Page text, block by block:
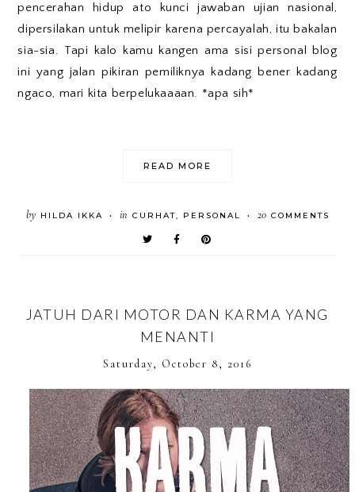
pencerahan hidup ato kunci jawaban ujian nasional,
dipersilakan untuk melipir karena percayalah, itu bakalan
sia-sia. Tapi kalo kamu kangen ama sisi personal blog
ini yang jalan pikiran pemiliknya kadang bener kadang
ngaco, mari kita berpelukaaaan. *apa sih*
READ MORE
by HILDA IKKA • in CURHAT, PERSONAL • 20 COMMENTS
JATUH DARI MOTOR DAN KARMA YANG
MENANTI
Saturday, October 8, 2016